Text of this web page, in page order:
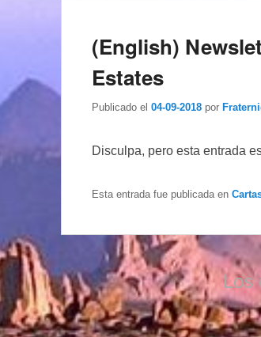
(English)
Estates
Publicado el 04-09-2018 por
Disculpa, pero esta entrada
Esta entrada fue publicada en
Los